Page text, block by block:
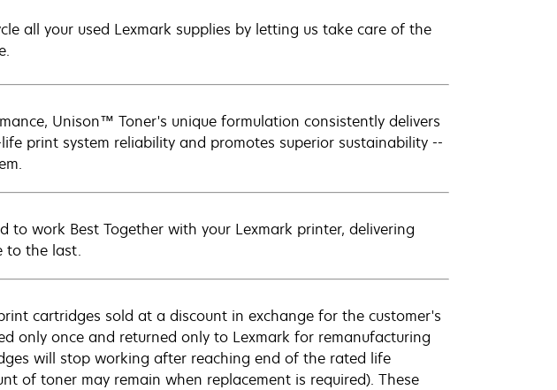
all your used Lexmark supplies by letting us take care of the
Unison™ Toner's unique formulation consistently delivers
print system reliability and promotes superior sustainability --
to work Best Together with your Lexmark printer, delivering
to the last.
cartridges sold at a discount in exchange for the customer's
only once and returned only to Lexmark for remanufacturing
will stop working after reaching end of the rated life
of toner may remain when replacement is required). These